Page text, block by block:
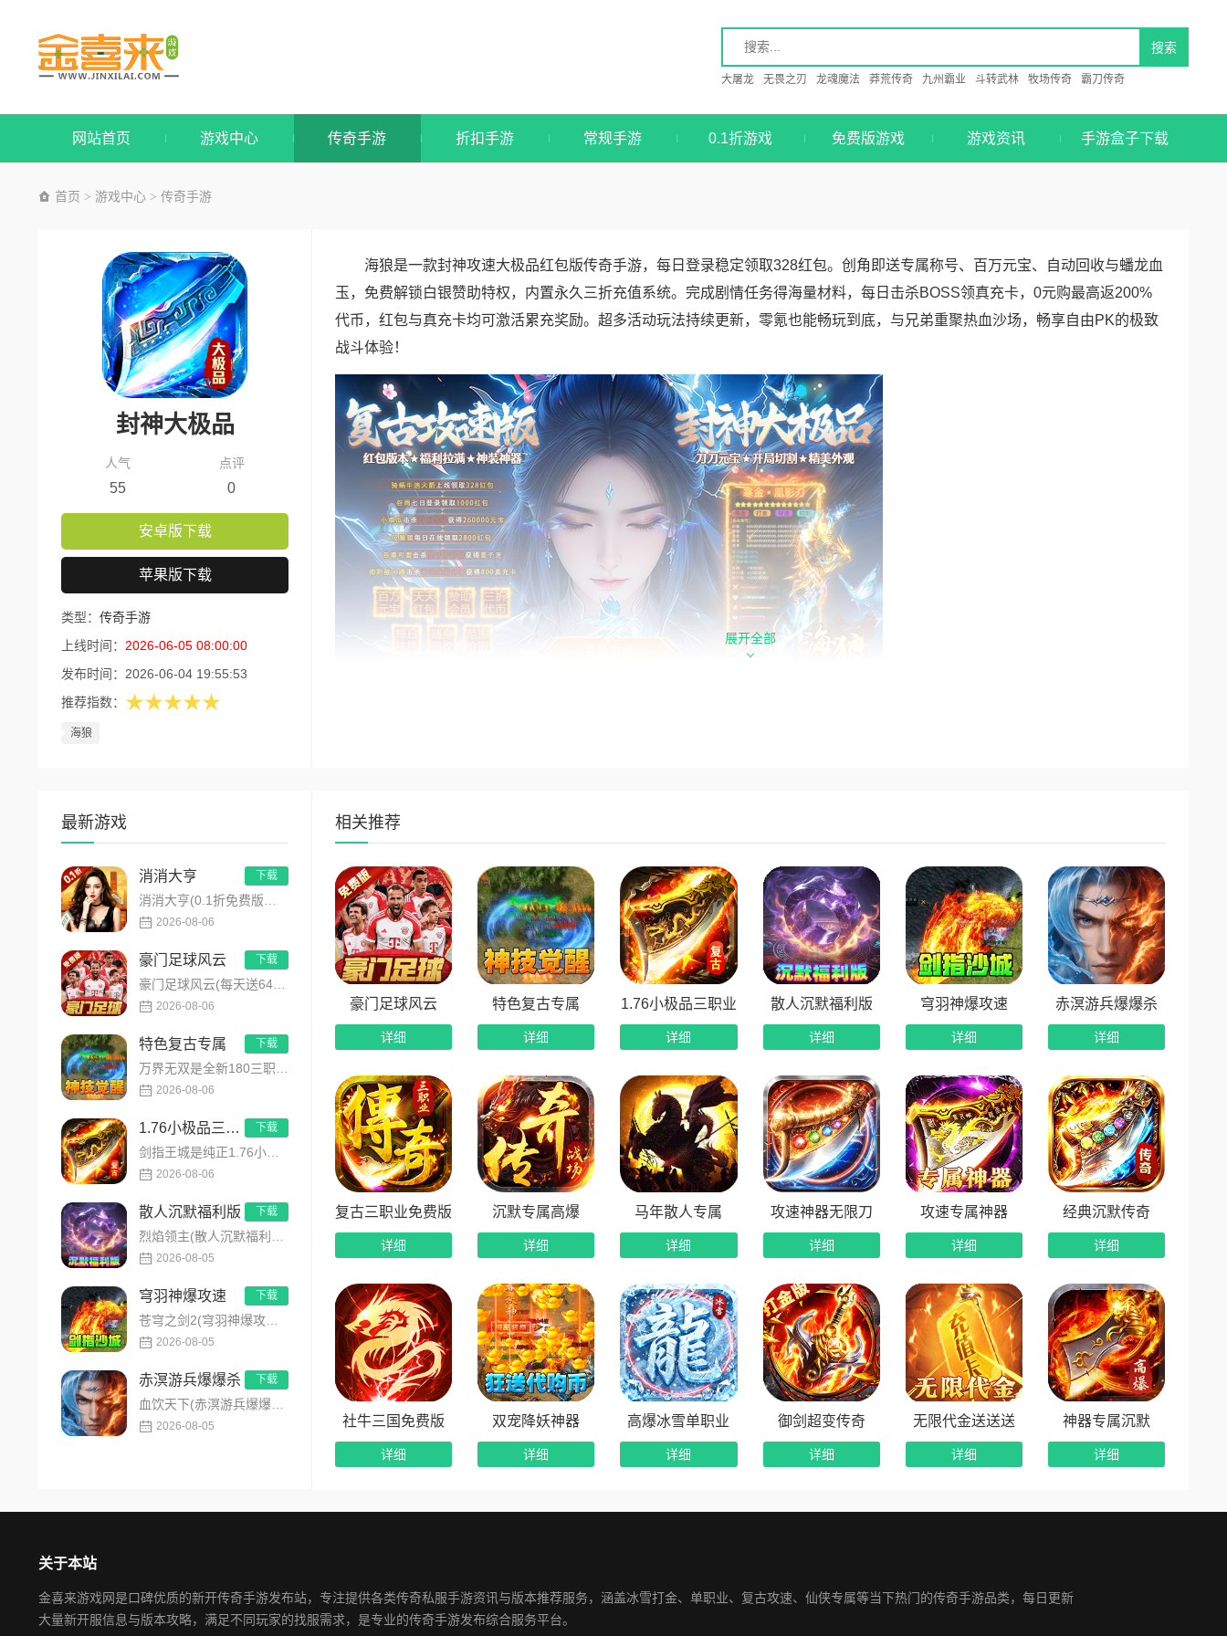
大屠龙 无畏之刃 龙魂魔法 莽荒传奇 九州霸业 斗转武林 牧场传奇 霸刀传奇
网站首页 游戏中心 传奇手游 折扣手游 常规手游 0.1折游戏 免费版游戏 游戏资讯 手游盒子下载
首页 > 游戏中心 > 传奇手游
封神大极品
人气
55
点评
0
安卓版下载
苹果版下载
类型： 传奇手游
上线时间： 2026-06-05 08:00:00
发布时间： 2026-06-04 19:55:53
推荐指数： ★★★★★
海狼
海狼是一款封神攻速大极品红包版传奇手游，每日登录稳定领取328红包。创角即送专属称号、百万元宝、自动回收与蟠龙血
玉，免费解锁白银赞助特权，内置永久三折充值系统。完成剧情任务得海量材料，每日击杀BOSS领真充卡，0元购最高返200%
代币，红包与真充卡均可激活累充奖励。超多活动玩法持续更新，零氪也能畅玩到底，与兄弟重聚热血沙场，畅享自由PK的极致
战斗体验！
3.免费白银赞助特权：无需充值，上线直接免费领取白银赞助，解锁专属赞助福利与属性加成
4.红包真充全激活：所有红包与真充卡均可正常激活累充奖励，零氪也能享受充值玩家的全部福利
5.十日签到海量奖励：累计十日签到可领取大量红包、稀有道具与养成材料，助力快速成型
6.0元购超高返利：参与0元购活动，最高可获得200%代币返利，花多少返多少，性价比拉满
7.每日杀怪领真充：每日击杀怪物与BOSS即可领取大量真充卡，打宝越多福利越多
8.海量活动持续更新：超多精彩活动玩法不间断上线，参与即可获取海量材料、装备与红包奖励
展开全部
最新游戏
消消大亨
消消大亨(0.1折免费版送6480)是一款现代商战题材模拟经营养成手游，创新建筑合成升级玩法，不肝不氪！玩家...
2026-08-06
下载
豪门足球风云
豪门足球风云(每天送648)是FIFPRO国际职业球员协会正版授权3D足球经理手游，搭载顶级动作捕捉技术，还...
2026-08-06
下载
特色复古专属
万界无双是全新180三职业神技觉醒复古专属传奇手游，复古玩法创新升级，无套路无暗坑！全地图掉落百件专属装备，...
2026-08-06
下载
1.76小极品三职业
剑指王城是纯正1.76小极品三职业复古传奇手游，永久内置3折福利，完美复刻原版玛法画面与经典玩法！每日免费送...
2026-08-06
下载
散人沉默福利版
烈焰领主(散人沉默福利版)是主打全民打金的沉默福利传奇手游，装备高保值、游戏货币自由畅销！无需氪金，刷怪做任...
2026-08-05
下载
穹羽神爆攻速
苍穹之剑2(穹羽神爆攻速)是主打高攻速神器的传奇手游，专为散人追梦打造，装备爆率超高！上线免费解锁自动拾取、...
2026-08-05
下载
赤溟游兵爆爆杀
血饮天下(赤溟游兵爆爆杀)是一款特色五大职业流派传奇手游，主打散人追梦高爆装备！上线免费解锁自动拾取、自动回...
2026-08-05
下载
相关推荐
豪门足球风云
详细
特色复古专属
详细
1.76小极品三职业
详细
散人沉默福利版
详细
穹羽神爆攻速
详细
赤溟游兵爆爆杀
详细
复古三职业免费版
详细
沉默专属高爆
详细
马年散人专属
详细
攻速神器无限刀
详细
攻速专属神器
详细
经典沉默传奇
详细
社牛三国免费版
详细
双宠降妖神器
详细
高爆冰雪单职业
详细
御剑超变传奇
详细
无限代金送送送
详细
神器专属沉默
详细
关于本站
金喜来游戏网是口碑优质的新开传奇手游发布站，专注提供各类传奇私服手游资讯与版本推荐服务，涵盖冰雪打金、单职业、复古攻速、仙侠专属等当下热门的传奇手游品类，每日更新
大量新开服信息与版本攻略，满足不同玩家的找服需求，是专业的传奇手游发布综合服务平台。